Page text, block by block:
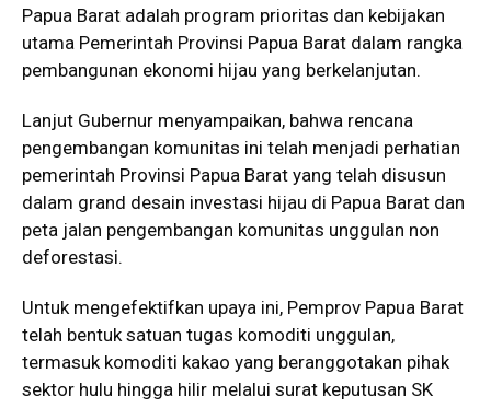
Papua Barat adalah program prioritas dan kebijakan
utama Pemerintah Provinsi Papua Barat dalam rangka
pembangunan ekonomi hijau yang berkelanjutan.
Lanjut Gubernur menyampaikan, bahwa rencana
pengembangan komunitas ini telah menjadi perhatian
pemerintah Provinsi Papua Barat yang telah disusun
dalam grand desain investasi hijau di Papua Barat dan
peta jalan pengembangan komunitas unggulan non
deforestasi.
Untuk mengefektifkan upaya ini, Pemprov Papua Barat
telah bentuk satuan tugas komoditi unggulan,
termasuk komoditi kakao yang beranggotakan pihak
sektor hulu hingga hilir melalui surat keputusan SK